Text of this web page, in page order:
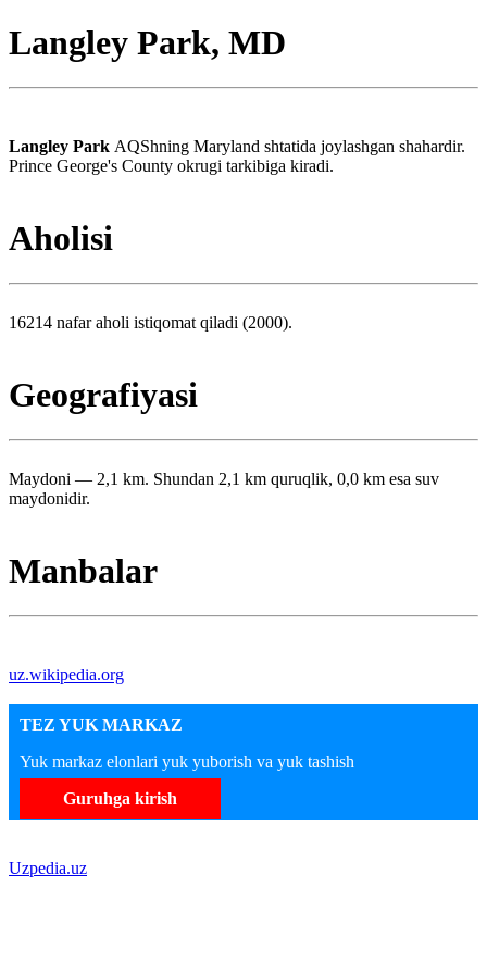
Langley Park, MD
Langley Park AQShning Maryland shtatida joylashgan shahardir.
Prince George's County okrugi tarkibiga kiradi.
Aholisi
16214 nafar aholi istiqomat qiladi (2000).
Geografiyasi
Maydoni — 2,1 km. Shundan 2,1 km quruqlik, 0,0 km esa suv
maydonidir.
Manbalar
uz.wikipedia.org
TEZ YUK MARKAZ
Yuk markaz elonlari yuk yuborish va yuk tashish
Guruhga kirish
Uzpedia.uz